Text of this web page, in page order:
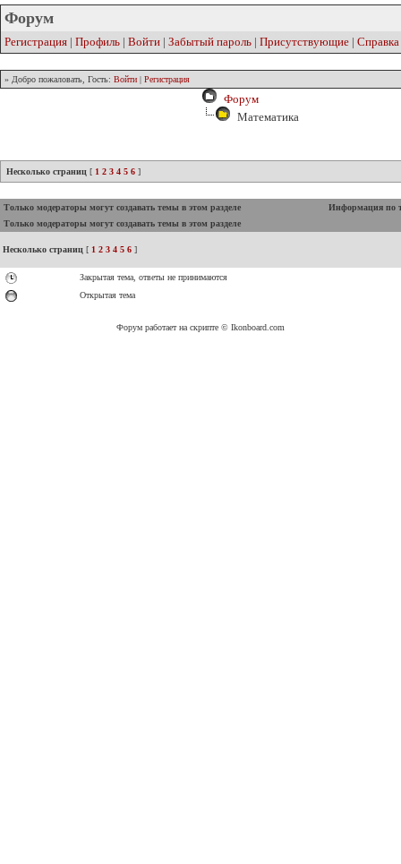
Форум
Регистрация | Профиль | Войти | Забытый пароль | Присутствующие | Справка
» Добро пожаловать, Гость: Войти | Регистрация
Форум
Математика
Несколько страниц [ 1 2 3 4 5 6 ]
Только модераторы могут создавать темы в этом разделе
Информация по
Только модераторы могут создавать темы в этом разделе
Несколько страниц [ 1 2 3 4 5 6 ]
Закрытая тема, ответы не принимаются
Открытая тема
Форум работает на скрипте © Ikonboard.com